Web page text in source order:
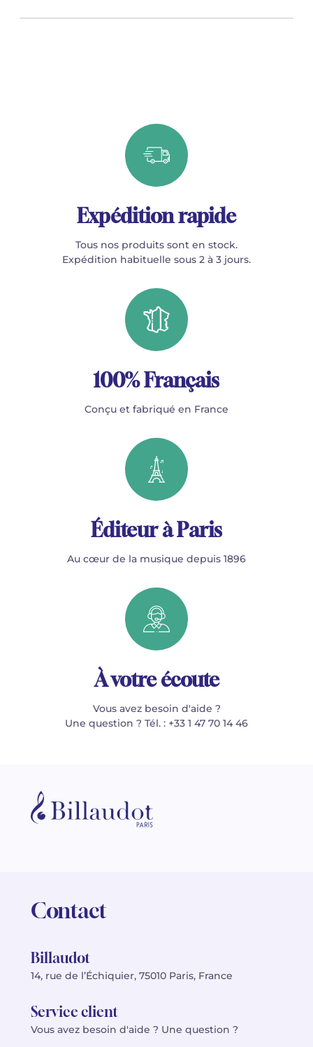
Expédition rapide
Tous nos produits sont en stock.
Expédition habituelle sous 2 à 3 jours.
100% Français
Conçu et fabriqué en France
Éditeur à Paris
Au cœur de la musique depuis 1896
À votre écoute
Vous avez besoin d'aide ?
Une question ? Tél. : +33 1 47 70 14 46
Contact
Billaudot
14, rue de l’Échiquier, 75010 Paris, France
Service client
Vous avez besoin d'aide ? Une question ?